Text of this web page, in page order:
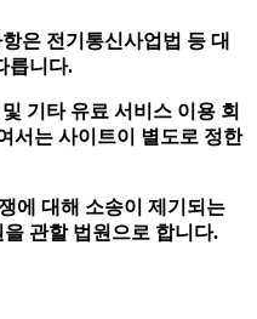
은 전기통신사업법 등 대
릅니다.
기타 유료 서비스 이용 회
서는 사이트이 별도로 정한
에 대해 소송이 제기되는
관할 법원으로 합니다.